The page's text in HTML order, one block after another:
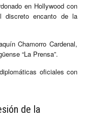
en Hollywood con
discreto encanto de la
Chamorro Cardenal,
“La Prensa”.
oficiales con
de la